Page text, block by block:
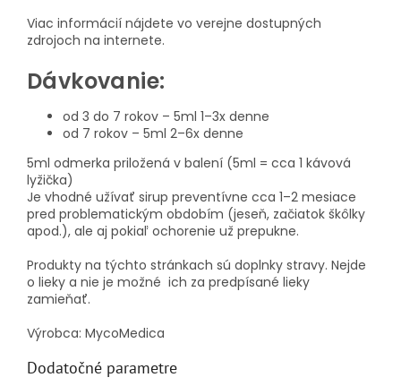
Viac informácií nájdete vo verejne dostupných
zdrojoch na internete.
Dávkovanie:
od 3 do 7 rokov – 5ml 1–3x denne
od 7 rokov – 5ml 2–6x denne
5ml odmerka priložená v balení (5ml = cca 1 kávová
lyžička)
Je vhodné užívať sirup preventívne cca 1–2 mesiace
pred problematickým obdobím (jeseň, začiatok škôlky
apod.), ale aj pokiaľ ochorenie už prepukne.
Produkty na týchto stránkach sú doplnky stravy. Nejde
o lieky a nie je možné ich za predpísané lieky
zamieňať.
Výrobca: MycoMedica
Dodatočné parametre